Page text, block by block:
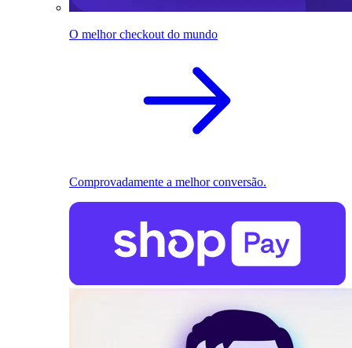
O melhor checkout do mundo
Comprovadamente a melhor conversão.